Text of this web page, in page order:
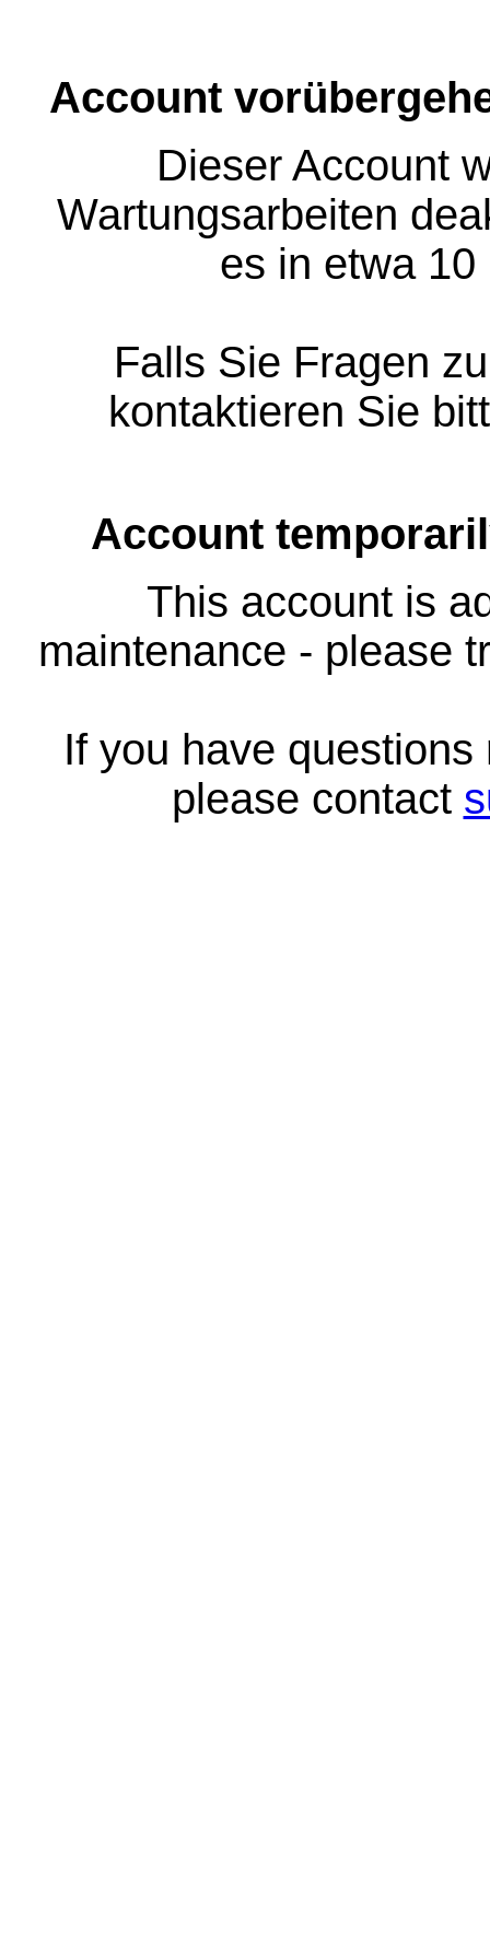
Account
Dieser Account
Wartungsarbeiten
es in etwa
Falls Sie Fragen
kontaktieren Sie
Account
This account is
maintenance - please
If you have
please contact